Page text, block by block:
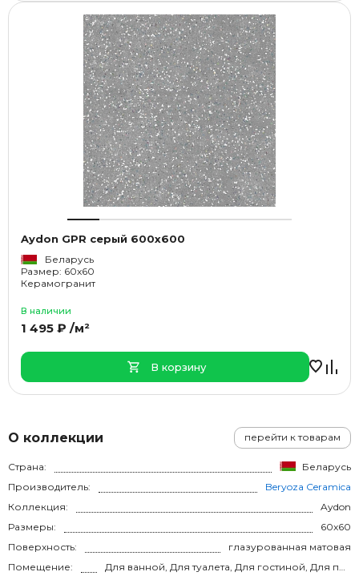
О коллекции перейти к товарам
Страна:
Беларусь
Производитель:
Beryoza Ceramica
Коллекция:
Aydon
Размеры:
60x60
Поверхность:
глазурованная матовая
Помещение:
Для ванной, Для туалета, Для гостиной, Для прихожей, Для кухни, на теплый пол
Aydon GPR серый 600х600
Беларусь
Размер: 60x60
Керамогранит
В наличии
1 495 ₽ /м²
В корзину